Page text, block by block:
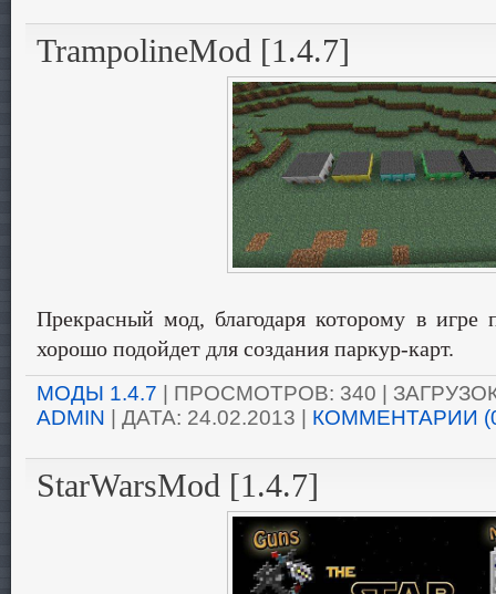
TrampolineMod [1.4.7]
Прекрасный мод, благодаря которому в игре
хорошо подойдет для создания паркур-карт.
МОДЫ 1.4.7 | ПРОСМОТРОВ: 340 |
ADMIN | ДАТА: 24.02.2013 КОММЕНТАРИИ
StarWarsMod [1.4.7]